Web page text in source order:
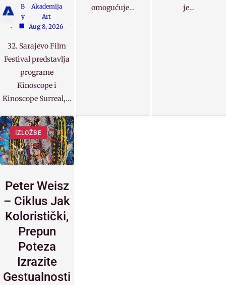
B
y
Akademija
Art
Aug 8, 2026
32. Sarajevo Film
Festival predstavlja
programe
Kinoscope i
Kinoscope Surreal,…
omogućuje…
je…
IZLOŽBE
Peter Weisz
– Ciklus Jak
Koloristički,
Prepun
Poteza
Izrazite
Gestualnosti